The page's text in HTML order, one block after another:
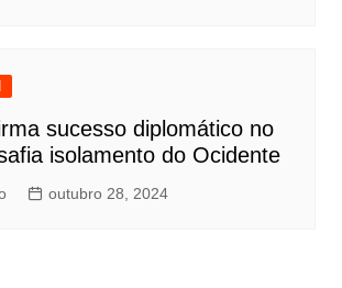
sucesso diplomático no
isolamento do Ocidente
outubro 28, 2024